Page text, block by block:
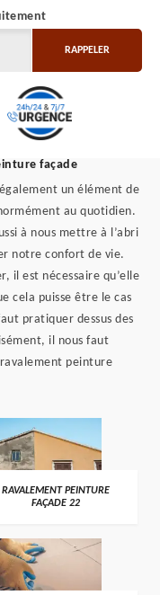
façade
un élément de
au quotidien.
à nous mettre à l’abri
notre confort de vie.
il est nécessaire qu’elle
cela puisse être le cas
pratiquer dessus des
il nous faut
peinture
RAVALEMENT PEINTURE
FAÇADE 22